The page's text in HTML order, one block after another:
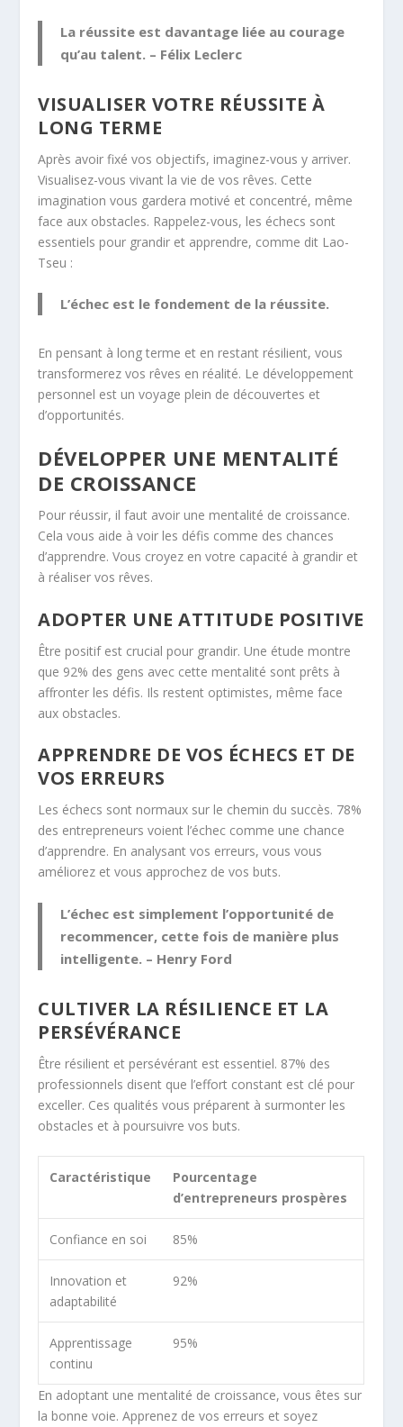
La réussite est davantage liée au courage
qu’au talent. – Félix Leclerc
VISUALISER VOTRE RÉUSSITE À
LONG TERME
Après avoir fixé vos objectifs, imaginez-vous y arriver.
Visualisez-vous vivant la vie de vos rêves. Cette
imagination vous gardera motivé et concentré, même
face aux obstacles. Rappelez-vous, les échecs sont
essentiels pour grandir et apprendre, comme dit Lao-
Tseu :
L’échec est le fondement de la réussite.
En pensant à long terme et en restant résilient, vous
transformerez vos rêves en réalité. Le développement
personnel est un voyage plein de découvertes et
d’opportunités.
DÉVELOPPER UNE MENTALITÉ
DE CROISSANCE
Pour réussir, il faut avoir une mentalité de croissance.
Cela vous aide à voir les défis comme des chances
d’apprendre. Vous croyez en votre capacité à grandir et
à réaliser vos rêves.
ADOPTER UNE ATTITUDE POSITIVE
Être positif est crucial pour grandir. Une étude montre
que 92% des gens avec cette mentalité sont prêts à
affronter les défis. Ils restent optimistes, même face
aux obstacles.
APPRENDRE DE VOS ÉCHECS ET DE
VOS ERREURS
Les échecs sont normaux sur le chemin du succès. 78%
des entrepreneurs voient l’échec comme une chance
d’apprendre. En analysant vos erreurs, vous vous
améliorez et vous approchez de vos buts.
L’échec est simplement l’opportunité de
recommencer, cette fois de manière plus
intelligente. – Henry Ford
CULTIVER LA RÉSILIENCE ET LA
PERSÉVÉRANCE
Être résilient et persévérant est essentiel. 87% des
professionnels disent que l’effort constant est clé pour
exceller. Ces qualités vous préparent à surmonter les
obstacles et à poursuivre vos buts.
Caractéristique
Pourcentage
d’entrepreneurs prospères
Confiance en soi 85%
Innovation et
adaptabilité
92%
Apprentissage
continu
95%
En adoptant une mentalité de croissance, vous êtes sur
la bonne voie. Apprenez de vos erreurs et soyez